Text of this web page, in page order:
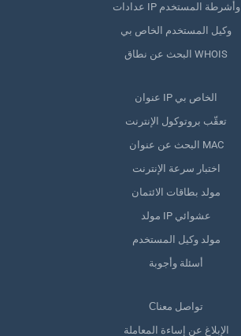
عدادات IP وأشرطة المستخدم
وكيل المستخدم الخاص بي
البحث عن نطاق WHOIS
عنوان IP الخاص بي
تعقّب بروتوكول الإنترنت
البحث عن عنوان MAC
اختبار سرعة الإنترنت
مولد بطاقات الائتمان
مولد IP عشوائي
مولد وكيل المستخدم
أسئلة وأجوبة
Сتواصل معنا
الإبلاغ عن إساءة المعاملة